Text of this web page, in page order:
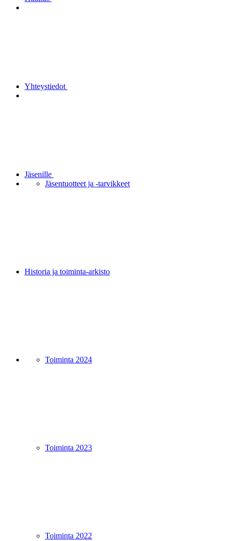
Yhteystiedot
Jäsenille
Jäsentuotteet ja -tarvikkeet
Historia ja toiminta-arkisto
Toiminta 2024
Toiminta 2023
Toiminta 2022